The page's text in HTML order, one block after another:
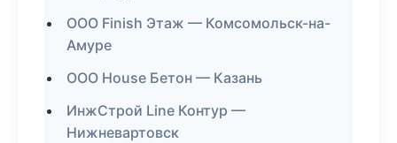
ООО Finish Этаж — Комсомольск-на-
Амуре
ООО House Бетон — Казань
ИнжСтрой Line Контур —
Нижневартовск